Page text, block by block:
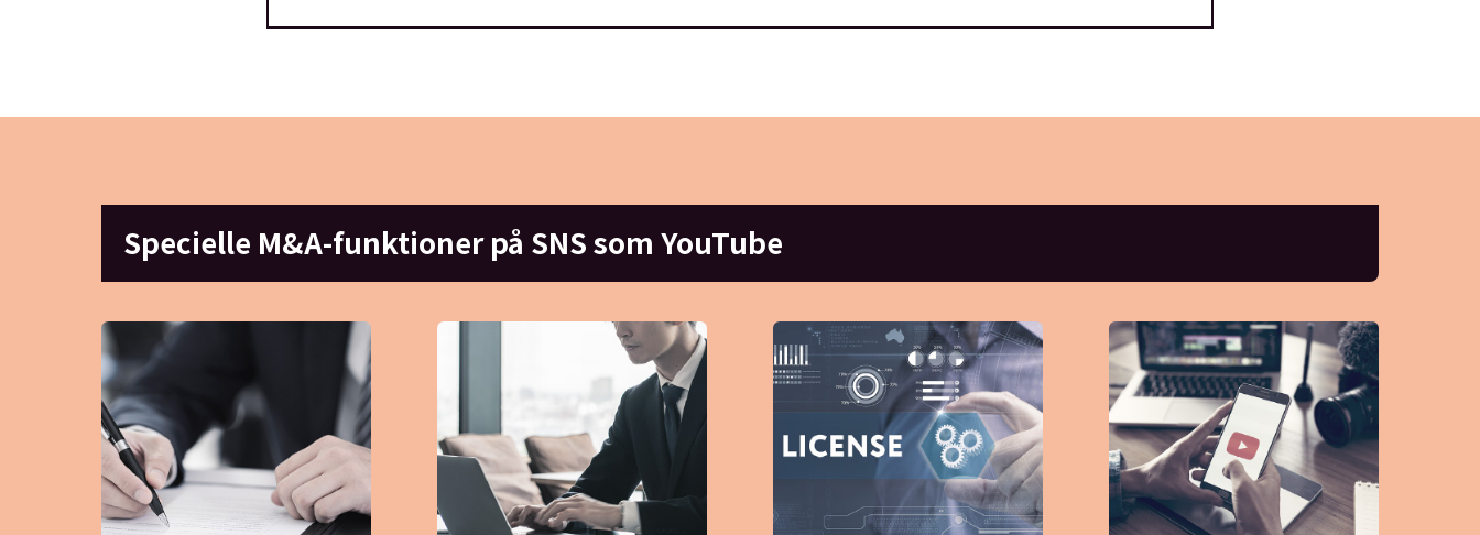
Specielle M&A-funktioner på SNS som YouTube